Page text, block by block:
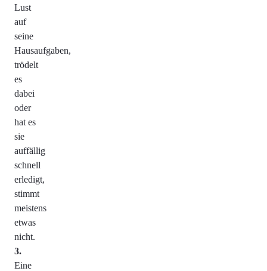
Lust
auf
seine
Hausaufgaben,
trödelt
es
dabei
oder
hat es
sie
auffällig
schnell
erledigt,
stimmt
meistens
etwas
nicht.
Eine